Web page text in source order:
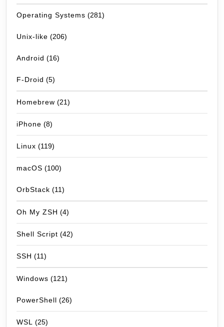
Operating Systems (281)
Unix-like (206)
Android (16)
F-Droid (5)
Homebrew (21)
iPhone (8)
Linux (119)
macOS (100)
OrbStack (11)
Oh My ZSH (4)
Shell Script (42)
SSH (11)
Windows (121)
PowerShell (26)
WSL (25)